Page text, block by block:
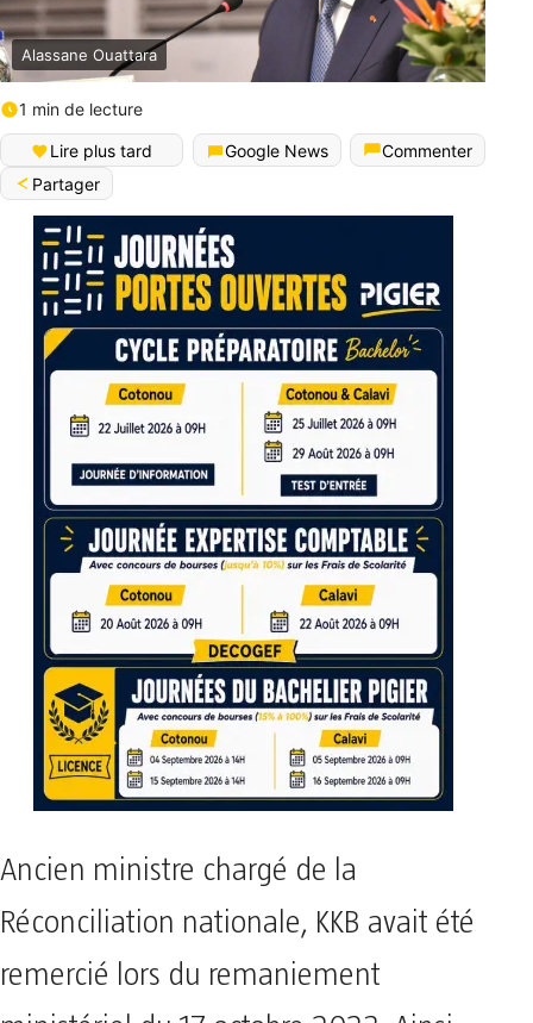
Alassane Ouattara
1 min de lecture
Lire plus tard Google News
Commenter
Partager
Ancien ministre chargé de la
Réconciliation nationale, KKB avait été
remercié lors du remaniement